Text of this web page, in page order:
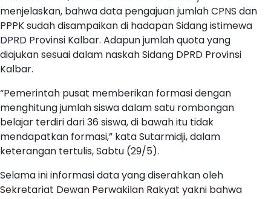
menjelaskan, bahwa data pengajuan jumlah CPNS dan
PPPK sudah disampaikan di hadapan Sidang istimewa
DPRD Provinsi Kalbar. Adapun jumlah quota yang
diajukan sesuai dalam naskah Sidang DPRD Provinsi
Kalbar.
“Pemerintah pusat memberikan formasi dengan
menghitung jumlah siswa dalam satu rombongan
belajar terdiri dari 36 siswa, di bawah itu tidak
mendapatkan formasi,” kata Sutarmidji, dalam
keterangan tertulis, Sabtu (29/5).
Selama ini informasi data yang diserahkan oleh
Sekretariat Dewan Perwakilan Rakyat yakni bahwa